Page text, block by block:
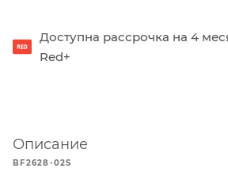
Доступна рассрочка на 4
Red+
Описание
BF2628-02S